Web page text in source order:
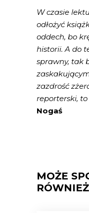
W czasie
odłożyć
oddech, bo
historii. A do
sprawny, tak
zazdrość
reporterski,
Nogaś
MOŻE